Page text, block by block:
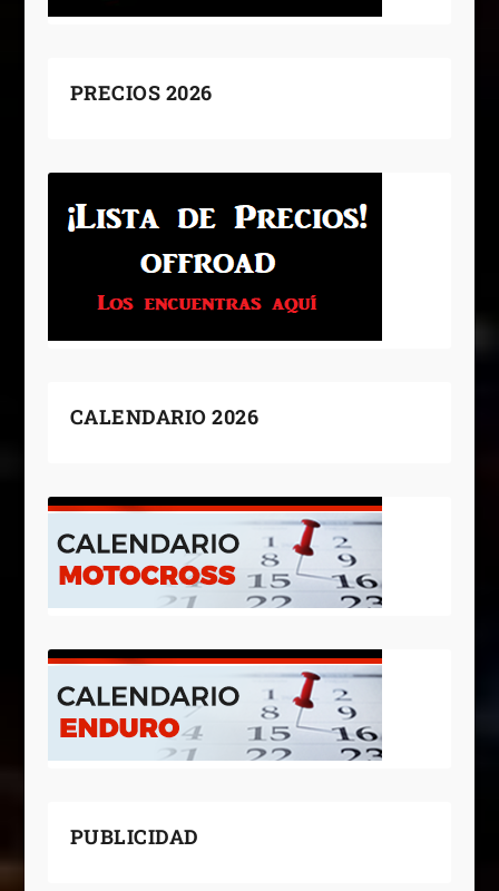
PRECIOS 2026
CALENDARIO 2026
PUBLICIDAD